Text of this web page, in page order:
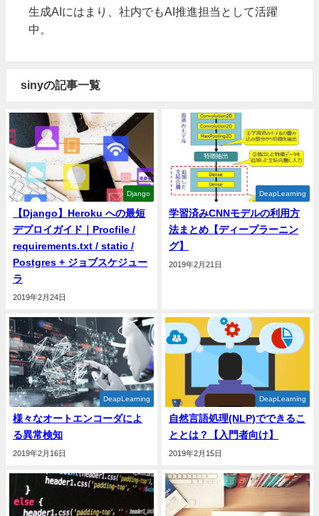
生成AIにはまり、社内でもAI推進担当として活躍
中。
sinyの記事一覧
Django
【Django】Heroku への最短
デプロイガイド｜Procfile /
requirements.txt / static /
Postgres + ジョブスケジュー
ラ
2019年2月24日
DeapLearning
学習済みCNNモデルの利用方
法まとめ【ディープラーニン
グ】
2019年2月21日
DeapLearning
様々なオートエンコーダによ
る異常検知
2019年2月16日
DeapLearning
自然言語処理(NLP)でできるこ
ととは？【入門者向け】
2019年2月15日